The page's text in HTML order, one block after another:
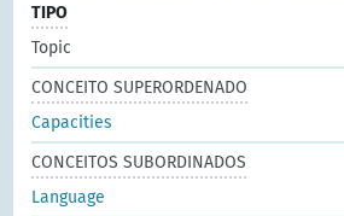
TIPO
Topic
CONCEITO SUPERORDENADO
Capacities
CONCEITOS SUBORDINADOS
Language